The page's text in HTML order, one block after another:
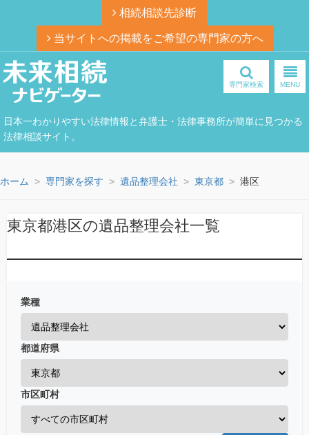
相続相談先診断
当サイトへの掲載をご希望の専門家の方へ
日本一わかりやすい法律情報と弁護士・法律事務所が簡単に見つかる
法律相談サイト。
専門家検索 MENU
ホーム 専門家を探す 遺品整理会社 東京都 港区
東京都港区の遺品整理会社一覧
業種
都道府県
市区町村